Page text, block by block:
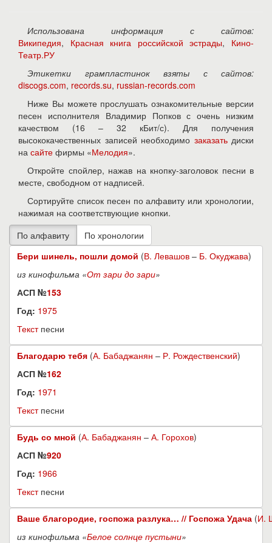
Использована информация с сайтов:
Википедия, Красная книга российской эстрады, Кино-
Театр.РУ
Этикетки грампластинок взяты с сайтов:
discogs.com, records.su, russian-records.com
Ниже Вы можете прослушать ознакомительные версии
песен исполнителя Владимир Попков с очень низким
качеством (16 – 32 кБит/с). Для получения
высококачественных записей необходимо заказатьдиски
на сайте фирмы «Мелодия».
Откройте спойлер, нажав на кнопку-заголовок песни в
месте, свободном от надписей.
Сортируйте список песен по алфавиту или хронологии,
нажимая на соответствующие кнопки.
Бери шинель, пошли домой (В. Левашов – Б. Окуджава)
из кинофильма «От зари до зари»
АСП №153
Год: 1975
Текстпесни
Благодарю тебя (А. Бабаджанян – Р. Рождественский)
АСП №162
Год: 1971
Текстпесни
Будь со мной (А. Бабаджанян – А. Горохов)
АСП №920
Год: 1966
Текстпесни
Ваше благородие, госпожа разлука… // Госпожа Удача (И.
из кинофильма «Белое солнце пустыни»